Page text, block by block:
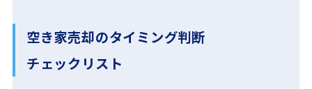
空き家売却のタイミング判断
チェックリスト